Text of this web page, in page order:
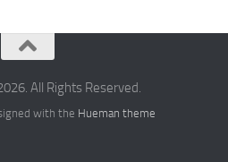
All Rights Reserved.
with the Hueman theme